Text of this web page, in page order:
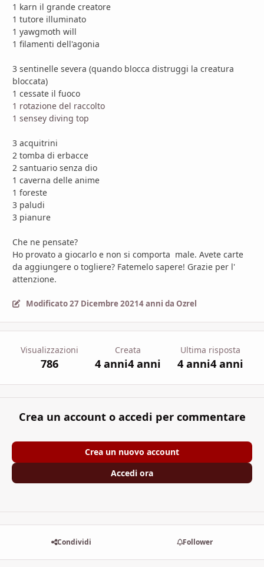
1 karn il grande creatore
1 tutore illuminato
1 yawgmoth will
1 filamenti dell'agonia
3 sentinelle severa (quando blocca distruggi la creatura
bloccata)
1 cessate il fuoco
1 rotazione del raccolto
1 sensey diving top
3 acquitrini
2 tomba di erbacce
2 santuario senza dio
1 caverna delle anime
1 foreste
3 paludi
3 pianure
Che ne pensate?
Ho provato a giocarlo e non si comporta male. Avete carte
da aggiungere o togliere? Fatemelo sapere! Grazie per l'
attenzione.
Modificato27 Dicembre 20214 anni da Ozrel
Visualizzazioni
786
Creata
4 anni4 anni
Ultima risposta
4 anni4 anni
Crea un account o accedi per commentare
Crea un nuovo account
Accedi ora
Condividi Follower